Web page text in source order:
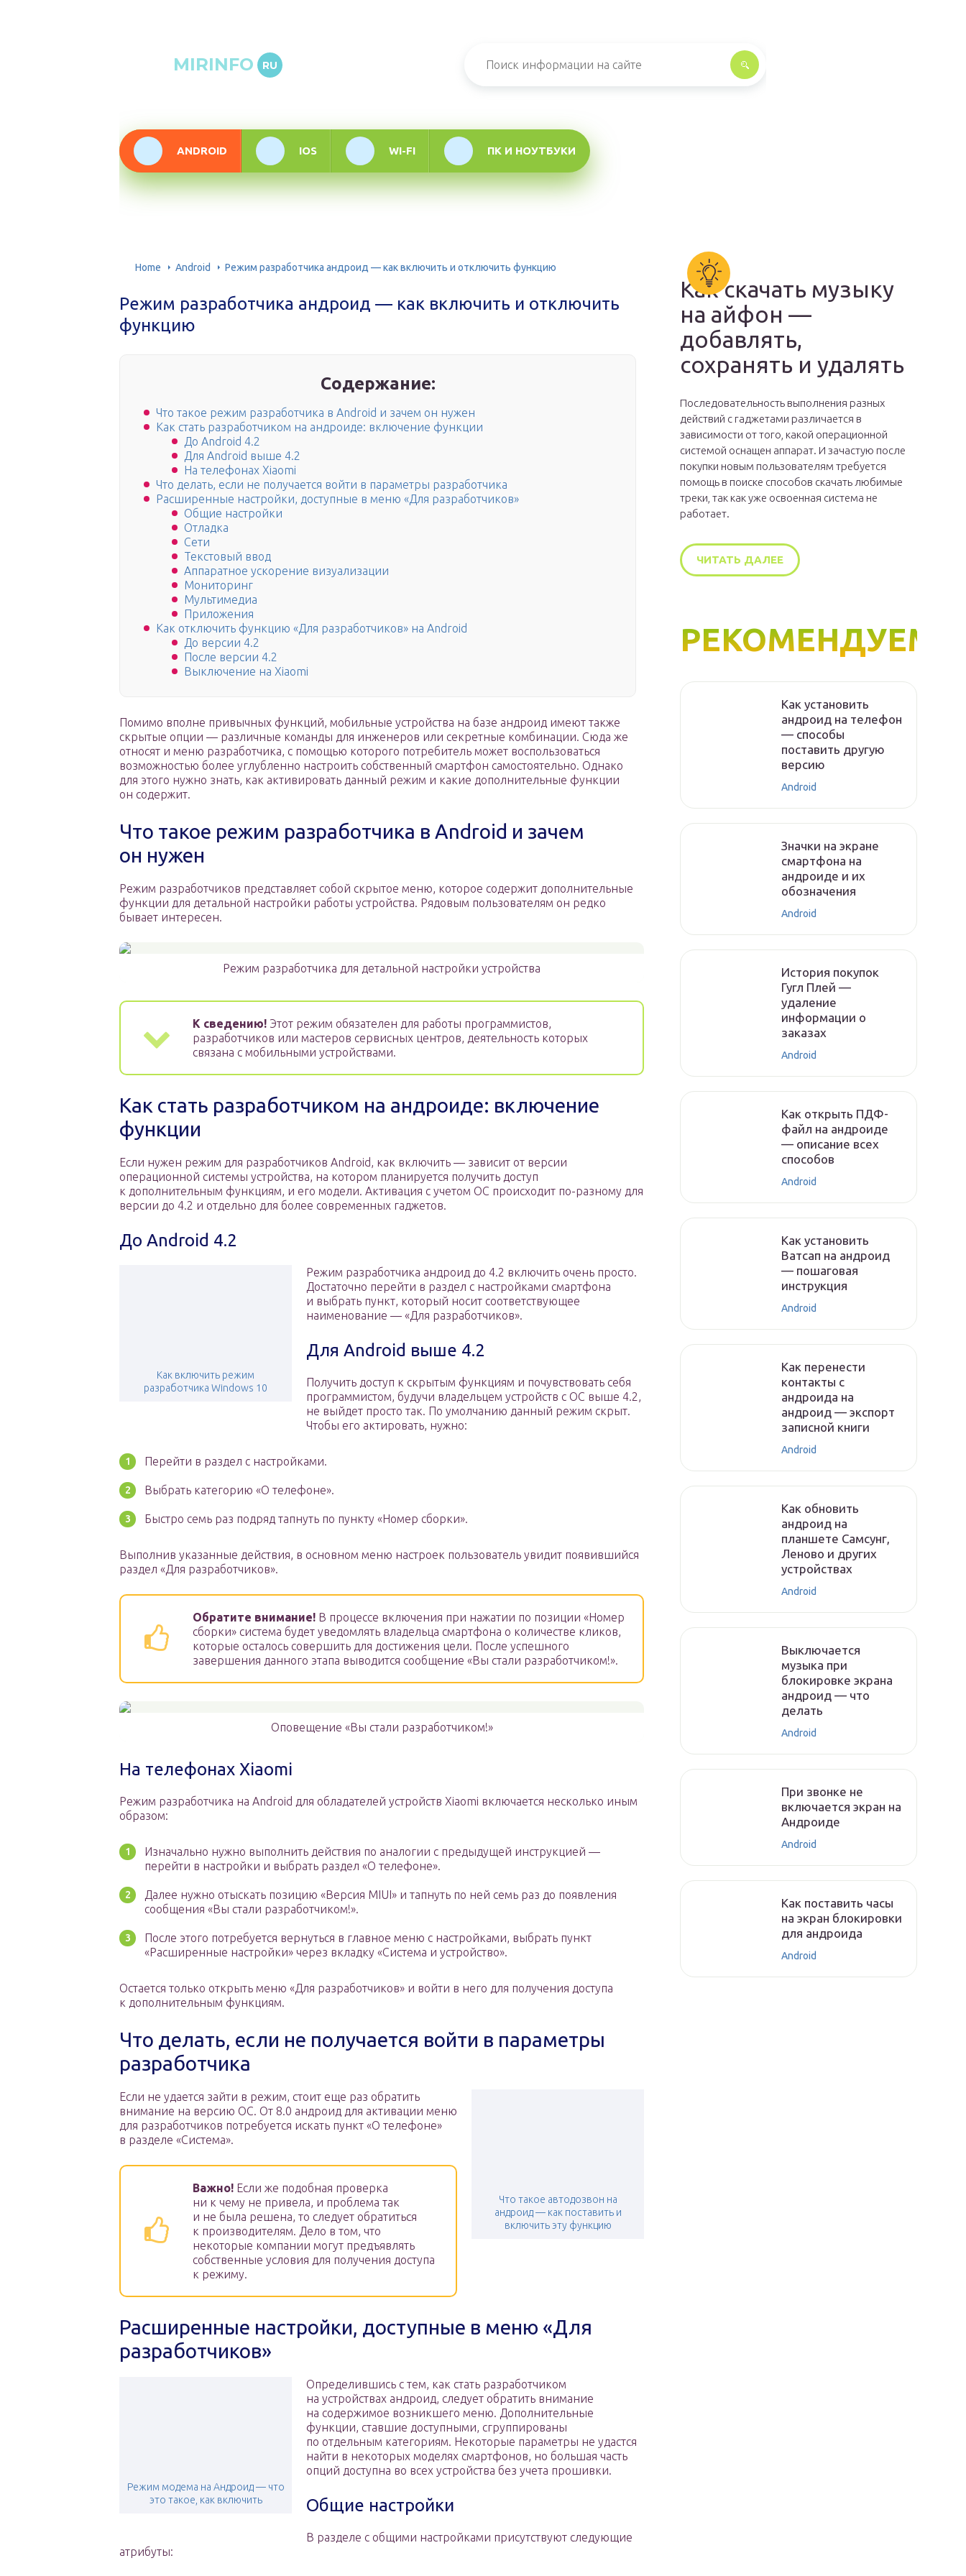
MIRINFO RU
ANDROID IOS WI-FI ПК И НОУТБУКИ
Home Android Режим разработчика андроид — как включить и отключить функцию
Режим разработчика андроид — как включить и отключить
функцию
Содержание:
Что такое режим разработчика в Android и зачем он нужен
Как стать разработчиком на андроиде: включение функции
До Android 4.2
Для Android выше 4.2
На телефонах Xiaomi
Что делать, если не получается войти в параметры разработчика
Расширенные настройки, доступные в меню «Для разработчиков»
Общие настройки
Отладка
Сети
Текстовый ввод
Аппаратное ускорение визуализации
Мониторинг
Мультимедиа
Приложения
Как отключить функцию «Для разработчиков» на Android
До версии 4.2
После версии 4.2
Выключение на Xiaomi
Помимо вполне привычных функций, мобильные устройства на базе андроид имеют также
скрытые опции — различные команды для инженеров или секретные комбинации. Сюда же
относят и меню разработчика, с помощью которого потребитель может воспользоваться
возможностью более углубленно настроить собственный смартфон самостоятельно. Однако
для этого нужно знать, как активировать данный режим и какие дополнительные функции
он содержит.
Что такое режим разработчика в Android и зачем
он нужен
Режим разработчиков представляет собой скрытое меню, которое содержит дополнительные
функции для детальной настройки работы устройства. Рядовым пользователям он редко
бывает интересен.
Режим разработчика для детальной настройки устройства
К сведению! Этот режим обязателен для работы программистов,
разработчиков или мастеров сервисных центров, деятельность которых
связана с мобильными устройствами.
Как стать разработчиком на андроиде: включение
функции
Если нужен режим для разработчиков Android, как включить — зависит от версии
операционной системы устройства, на котором планируется получить доступ
к дополнительным функциям, и его модели. Активация с учетом ОС происходит по-разному для
версии до 4.2 и отдельно для более современных гаджетов.
До Android 4.2
Как включить режим
разработчика Windows 10
Режим разработчика андроид до 4.2 включить очень просто.
Достаточно перейти в раздел с настройками смартфона
и выбрать пункт, который носит соответствующее
наименование — «Для разработчиков».
Для Android выше 4.2
Получить доступ к скрытым функциям и почувствовать себя
программистом, будучи владельцем устройств с ОС выше 4.2,
не выйдет просто так. По умолчанию данный режим скрыт.
Чтобы его актировать, нужно:
Перейти в раздел с настройками.
Выбрать категорию «О телефоне».
Быстро семь раз подряд тапнуть по пункту «Номер сборки».
Выполнив указанные действия, в основном меню настроек пользователь увидит появившийся
раздел «Для разработчиков».
Обратите внимание! В процессе включения при нажатии по позиции «Номер
сборки» система будет уведомлять владельца смартфона о количестве кликов,
которые осталось совершить для достижения цели. После успешного
завершения данного этапа выводится сообщение «Вы стали разработчиком!».
Оповещение «Вы стали разработчиком!»
На телефонах Xiaomi
Режим разработчика на Android для обладателей устройств Xiaomi включается несколько иным
образом:
Изначально нужно выполнить действия по аналогии с предыдущей инструкцией —
перейти в настройки и выбрать раздел «О телефоне».
Далее нужно отыскать позицию «Версия MIUI» и тапнуть по ней семь раз до появления
сообщения «Вы стали разработчиком!».
После этого потребуется вернуться в главное меню с настройками, выбрать пункт
«Расширенные настройки» через вкладку «Система и устройство».
Остается только открыть меню «Для разработчиков» и войти в него для получения доступа
к дополнительным функциям.
Что делать, если не получается войти в параметры
разработчика
Что такое автодозвон на
андроид — как поставить и
включить эту функцию
Если не удается зайти в режим, стоит еще раз обратить
внимание на версию ОС. От 8.0 андроид для активации меню
для разработчиков потребуется искать пункт «О телефоне»
в разделе «Система».
Важно! Если же подобная проверка
ни к чему не привела, и проблема так
и не была решена, то следует обратиться
к производителям. Дело в том, что
некоторые компании могут предъявлять
собственные условия для получения доступа
к режиму.
Расширенные настройки, доступные в меню «Для
разработчиков»
Режим модема на Андроид — что
это такое, как включить
Определившись с тем, как стать разработчиком
на устройствах андроид, следует обратить внимание
на содержимое возникшего меню. Дополнительные
функции, ставшие доступными, сгруппированы
по отдельным категориям. Некоторые параметры не удастся
найти в некоторых моделях смартфонов, но большая часть
опций доступна во всех устройства без учета прошивки.
Общие настройки
В разделе с общими настройками присутствуют следующие
атрибуты:
Как скачать музыку
на айфон —
добавлять,
сохранять и удалять
Последовательность выполнения разных
действий с гаджетами различается в
зависимости от того, какой операционной
системой оснащен аппарат. И зачастую после
покупки новым пользователям требуется
помощь в поиске способов скачать любимые
треки, так как уже освоенная система не
работает.
ЧИТАТЬ ДАЛЕЕ
РЕКОМЕНДУЕМ
Как установить
андроид на телефон
— способы
поставить другую
версию
Android
Значки на экране
смартфона на
андроиде и их
обозначения
Android
История покупок
Гугл Плей —
удаление
информации о
заказах
Android
Как открыть ПДФ-
файл на андроиде
— описание всех
способов
Android
Как установить
Ватсап на андроид
— пошаговая
инструкция
Android
Как перенести
контакты с
андроида на
андроид — экспорт
записной книги
Android
Как обновить
андроид на
планшете Самсунг,
Леново и других
устройствах
Android
Выключается
музыка при
блокировке экрана
андроид — что
делать
Android
При звонке не
включается экран на
Андроиде
Android
Как поставить часы
на экран блокировки
для андроида
Android